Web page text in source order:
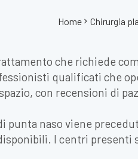
Home Chirurgia
che richiede
qualificati che
con recensioni di
punta naso viene
I centri presenti